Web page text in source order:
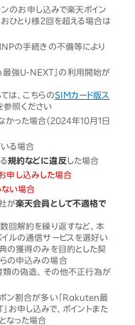
のお申し込みで楽天ポイン
おひとり様2回を超える場合は
の手続きの不備等により
最強U-NEXT」の利用開始が
は、こちらのSIMカード版ス
参照ください
かった場合（2024年10月1日
いる場合
規約などに違反した場合
お申し込みした場合
ない場合
が楽天会員として不適格で
回解約を繰り返すなど、本
ルの通信サービスを選好い
の獲得のみを目的とした契
の申込みの場合
類の偽造、その他不正行為が
ポン割合が多い「Rakuten最
お申し込みで、ポイントまた
なった場合